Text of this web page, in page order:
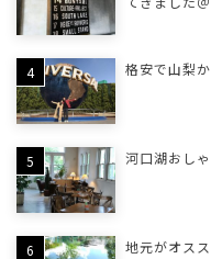
格安で山梨
河口湖おし
地元がオス